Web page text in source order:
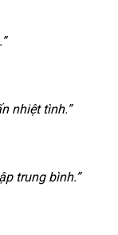
nhiệt tình.”
trung bình.”